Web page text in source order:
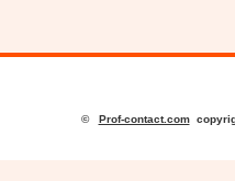
© Prof-contact.com